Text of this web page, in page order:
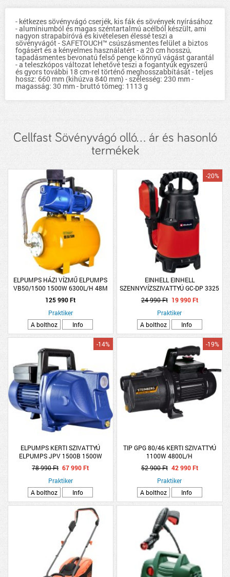
- kétkezes sövényvágó cserjék, kis fák és sövények nyírásához
- alumíniumból és magas széntartalmú acélból készült, ami
nagyon strapabíróvá és kivételesen élessé teszi a
sövényvágót - SAFETOUCH™ csúszásmentes felület a biztos
fogásért és a kényelmes használatért - a 20 cm hosszú,
tapadásmentes bevonatú felső penge könnyű vágást garantál
- a teleszkópos változat lehetővé teszi a fogantyúk egyszerű
és gyors további 18 cm-rel történő meghosszabbítását - teljes
hossz: 660 mm (kihúzva 840 mm) - szélesség: 230 mm -
magasság: 30 mm - bruttó tömeg: 1113 g
Cellfast Sövényvágó olló... ár és hasonló
termékek
ELPUMPS HÁZI VÍZMŰ ELPUMPS
VB50/1500 1500W 6300L/H 48M
4,8BAR
125 990 Ft
Praktiker
A bolthoz
Info
EINHELL EINHELL
SZENNYVÍZSZIVATTYÚ GC-DP 3325
330W 6M
-20%
24 990 Ft 19 990 Ft
Praktiker
A bolthoz
Info
ELPUMPS KERTI SZIVATTYÚ
ELPUMPS JPV 1500B 1500W
6100L/H 48M
-14%
78 990 Ft 67 990 Ft
Praktiker
A bolthoz
Info
TIP GPG 80/46 KERTI SZIVATTYÚ
1100W 4800L/H
-19%
52 900 Ft 42 990 Ft
Praktiker
A bolthoz
Info